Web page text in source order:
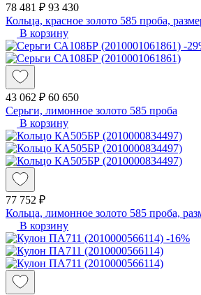
78 481 ₽ 93 430
Кольца, красное золото 585 проба,
В корзину
-
43 062 ₽ 60 650
Серьги, лимонное золото 585 проба
В корзину
77 752 ₽
Кольца, лимонное золото 585 проба,
В корзину
-16%